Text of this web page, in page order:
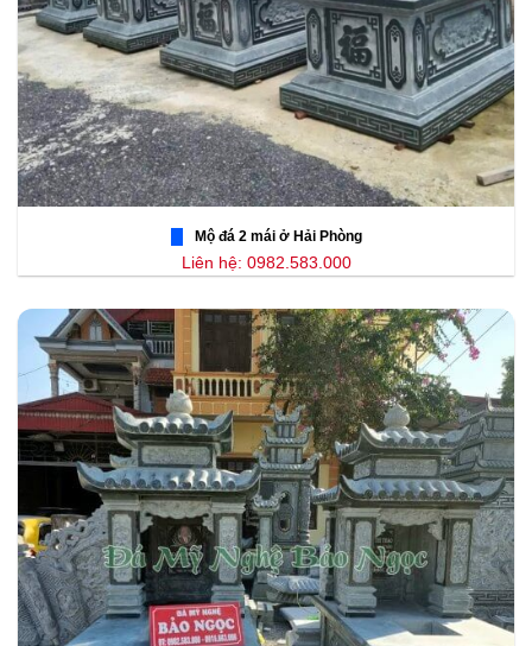
Mộ đá 2 mái ở Hải Phòng
Liên hệ: 0982.583.000